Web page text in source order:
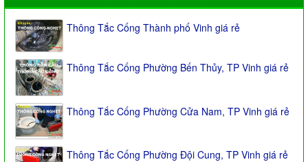
Thông Tắc Cống Thành phố Vinh giá rẻ
Thông Tắc Cống Phường Bến Thủy, TP Vinh giá rẻ
Thông Tắc Cống Phường Cửa Nam, TP Vinh giá rẻ
Thông Tắc Cống Phường Đội Cung, TP Vinh giá rẻ